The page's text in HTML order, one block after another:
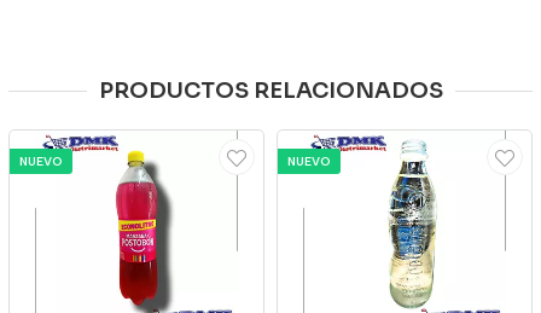
PRODUCTOS RELACIONADOS
NUEVO NUEVO